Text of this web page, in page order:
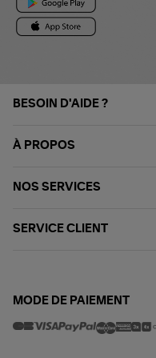
BESOIN D'AIDE ?
À PROPOS
NOS SERVICES
SERVICE CLIENT
MODE DE PAIEMENT